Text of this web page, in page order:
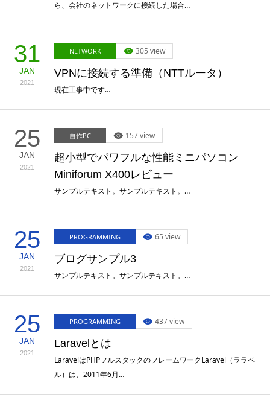
ら、会社のネットワークに接続した場合…
31
JAN
2021
NETWORK 305 view
VPNに接続する準備（NTTルータ）
現在工事中です…
25
JAN
2021
自作PC 157 view
超小型でパワフルな性能ミニパソコン
Miniforum X400レビュー
サンプルテキスト。サンプルテキスト。…
25
JAN
2021
PROGRAMMING 65 view
ブログサンプル3
サンプルテキスト。サンプルテキスト。…
25
JAN
2021
PROGRAMMING 437 view
Laravelとは
LaravelはPHPフルスタックのフレームワークLaravel（ララベ
ル）は、2011年6月…